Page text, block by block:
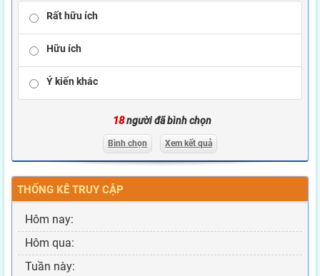
Rất hữu ích
Hữu ích
Ý kiến khác
18người đã bình chọn
Bình chọn Xem kết quả
THỐNG KÊ TRUY CẬP
Hôm nay:
Hôm qua:
Tuần này: